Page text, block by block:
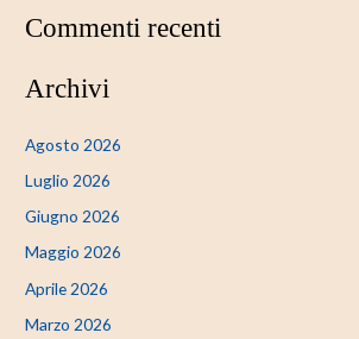
Commenti recenti
Archivi
Agosto 2026
Luglio 2026
Giugno 2026
Maggio 2026
Aprile 2026
Marzo 2026